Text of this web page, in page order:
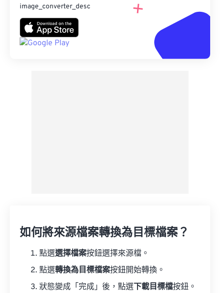
image_converter_desc
如何將來源檔案轉換為目標檔案？
點選選擇檔案按鈕選擇來源檔。
點選轉換為目標檔案按鈕開始轉換。
狀態變成「完成」後，點選 下載目標檔按鈕。